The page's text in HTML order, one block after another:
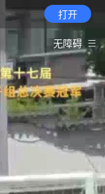
打开
无障碍